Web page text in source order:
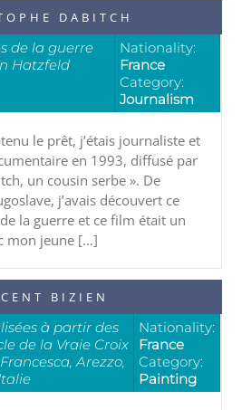
DABITCH
de la guerre
Hatzfeld
Nationality:
France
Category:
Journalism
le prêt, j’étais journaliste et
en 1993, diffusé par
un cousin serbe ». De
j’avais découvert ce
la guerre et ce film était un
mon jeune […]
BIZIEN
à partir des
de la Vraie Croix
Arezzo,
Nationality:
France
Category:
Painting